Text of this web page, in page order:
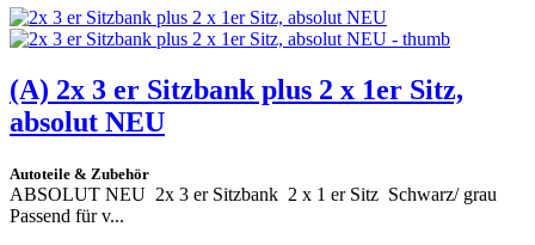
(A) 2x 3 er Sitzbank plus 2 x 1er Sitz,
absolut NEU
Autoteile & Zubehör
ABSOLUT NEU 2x 3 er Sitzbank 2 x 1 er Sitz Schwarz/ grau
Passend für v...